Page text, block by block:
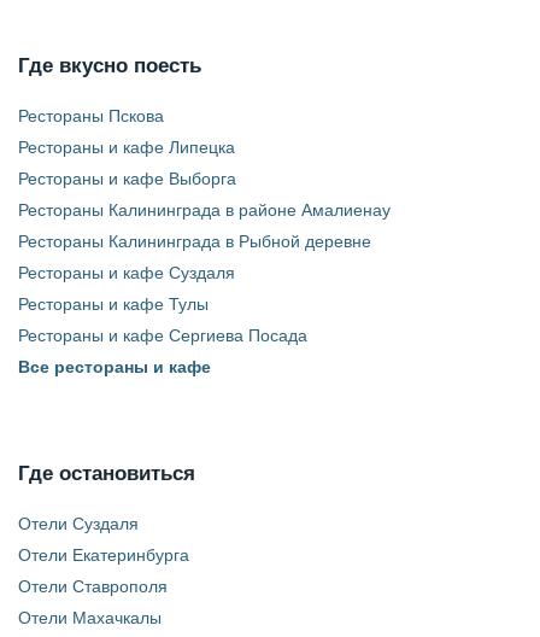
Где вкусно поесть
Рестораны Пскова
Рестораны и кафе Липецка
Рестораны и кафе Выборга
Рестораны Калининграда в районе Амалиенау
Рестораны Калининграда в Рыбной деревне
Рестораны и кафе Суздаля
Рестораны и кафе Тулы
Рестораны и кафе Сергиева Посада
Все рестораны и кафе
Где остановиться
Отели Суздаля
Отели Екатеринбурга
Отели Ставрополя
Отели Махачкалы